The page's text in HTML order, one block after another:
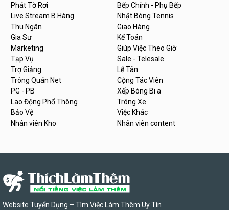
Phát Tờ Rơi
Bếp Chính - Phụ Bếp
Live Stream B.Hàng
Nhặt Bóng Tennis
Thu Ngân
Giao Hàng
Gia Sư
Kế Toán
Marketing
Giúp Việc Theo Giờ
Tạp Vụ
Sale - Telesale
Trợ Giảng
Lễ Tân
Trông Quán Net
Cộng Tác Viên
PG - PB
Xếp Bóng Bi a
Lao Động Phổ Thông
Trông Xe
Bảo Vệ
Việc Khác
Nhân viên Kho
Nhân viên content
Website Tuyển Dụng – Tìm Việc Làm Thêm Uy Tín